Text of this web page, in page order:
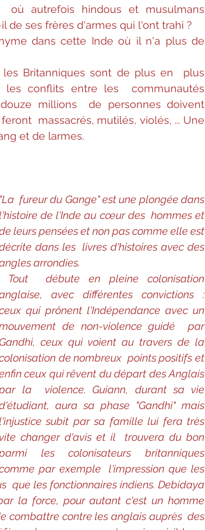
où autrefois hindous et musulmans
de ses frères d'armes qui l'ont trahi ?
dans cette Inde où il n'a plus de
Britanniques sont de plus en  plus
conflits entre les  communautés
millions  de personnes doivent
massacrés, mutilés, violés, ... Une
et de larmes.
"La  fureur du Gange" est une plongée dans
de l'Inde au cœur des  hommes et
leurs pensées et non pas comme elle est
dans les  livres d'histoires avec des
arrondies.
Tout  débute en pleine colonisation
avec différentes convictions :
qui prônent l'Indépendance avec un
de non-violence guidé  par
ceux qui voient au travers de la
de nombreux  points positifs et
ceux qui rêvent du départ des Anglais
la  violence. Guiann, durant sa vie
aura sa phase "Gandhi" mais
subit par sa famille lui fera très
vite changer d'avis et il  trouvera du bon
les colonisateurs britanniques
par exemple  l'impression que les
que les fonctionnaires indiens. Debidaya
la force, pour autant c'est un homme
combattre contre les anglais auprès  des